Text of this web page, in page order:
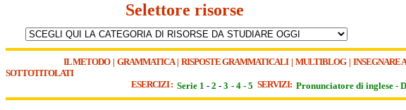
Selettore risorse
IL METODO| GRAMMATICA| RISPOSTE GRAMMATICALI| MULTIBLOG| INSEGNARE
SOTTOTITOLATI
ESERCIZI : Serie 1 - 2 - 3 - 4 - 5 SERVIZI: Pronunciatore di inglese -